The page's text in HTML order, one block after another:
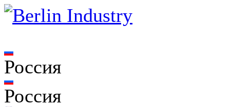
Россия
Россия